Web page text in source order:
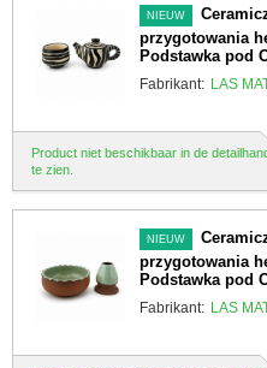
NIEUW
przygotowania
Podstawka pod
Fabrikant: LAS
Product niet beschikbaar in de
te zien.
NIEUW
przygotowania
Podstawka pod
Fabrikant: LAS